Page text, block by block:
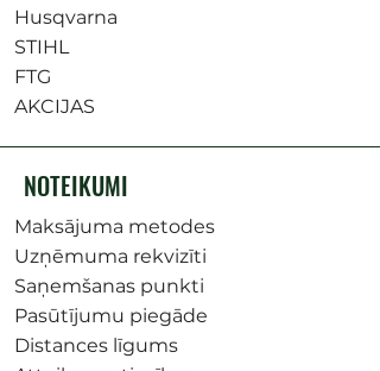
Husqvarna
STIHL
FTG
AKCIJAS
NOTEIKUMI
Maksājuma metodes
Uzņēmuma rekvizīti
Saņemšanas punkti
Pasūtījumu piegāde
Distances līgums